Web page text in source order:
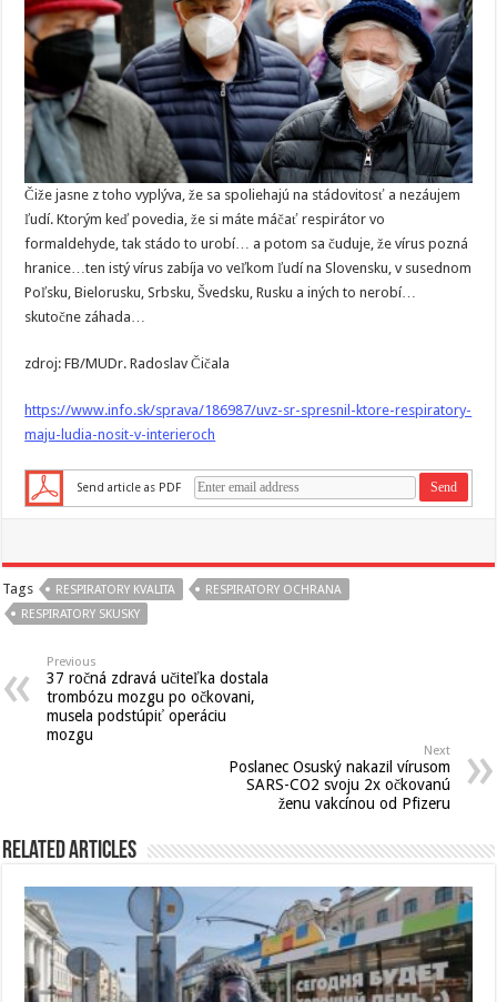
Čiže jasne z toho vyplýva, že sa spoliehajú na stádovitosť a nezáujem
ľudí. Ktorým keď povedia, že si máte máčať respirátor vo
formaldehyde, tak stádo to urobí… a potom sa čuduje, že vírus pozná
hranice…ten istý vírus zabíja vo veľkom ľudí na Slovensku, v susednom
Poľsku, Bielorusku, Srbsku, Švedsku, Rusku a iných to nerobí…
skutočne záhada…
zdroj: FB/MUDr. Radoslav Čičala
https://www.info.sk/sprava/186987/uvz-sr-spresnil-ktore-respiratory-
maju-ludia-nosit-v-interieroch
Send article as PDF
Tags RESPIRATORY KVALITA
RESPIRATORY OCHRANA
RESPIRATORY SKUSKY
Previous
37 ročná zdravá učiteľka dostala
trombózu mozgu po očkovani,
musela podstúpiť operáciu
mozgu
Next
Poslanec Osuský nakazil vírusom
SARS-CO2 svoju 2x očkovanú
ženu vakcínou od Pfizeru
Related Articles